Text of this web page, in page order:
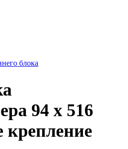
блока
94 x 516
крепление